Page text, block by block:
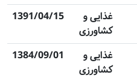
غذایی و
کشاورزی
1391/04/15
غذایی و
کشاورزی
1384/09/01